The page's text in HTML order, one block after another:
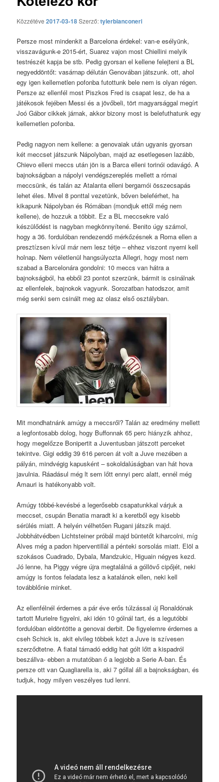
Közzétéve2017-03-18Szerző:tylerbianconeri
Persze most mindenkit a Barcelona érdekel: van-e esélyünk,
visszavágunk-e 2015-ért, Suarez vajon most Chiellini melyik
testrészét kapja be stb. Pedig gyorsan el kellene felejteni a BL
negyeddöntőt: vasárnap délután Genovában játszunk. ott, ahol
egy igen kellemetlen pofonba futottunk bele nem is olyan régen.
Persze az ellenfél most Piszkos Fred is csapat lesz, de ha a
játékosok fejében Messi és a jövőbeli, tört magyarsággal megírt
Joó Gábor cikkek járnak, akkor bizony most is belefuthatunk egy
kellemetlen pofonba.
Pedig nagyon nem kellene: a genovaiak után ugyanis gyorsan
két meccset játszunk Nápolyban, majd az esetlegesen lazább,
Chievo elleni meccs után jön is a Barca elleni torinói odavágó. A
bajnokságban a nápolyi vendégszereplés mellett a római
meccsünk, és talán az Atalanta elleni bergamói összecsapás
lehet éles. Mivel 8 ponttal vezetünk, bőven beleférhet, ha
kikapunk Nápolyban és Rómában (mondjuk ettől még nem
kellene), de hozzuk a többit. Ez a BL meccsekre való
készülődést is nagyban megkönnyítené. Benito úgy számol,
hogy a 36. fordulóban rendezendő mérkőzésnek a Roma ellen a
presztízsen kívül már nem lesz tétje – ehhez viszont nyerni kell
holnap. Nem véletlenül hangsúlyozta Allegri, hogy most nem
szabad a Barcelonára gondolni: 10 meccs van hátra a
bajnokságból, ha ebből 23 pontot szerzünk, bármit is csinálnak
az ellenfelek, bajnokok vagyunk. Sorozatban hatodszor, amit
még senki sem csinált meg az olasz első osztályban.
Mit mondhatnánk amúgy a meccsről? Talán az eredmény mellett
a legfontosabb dolog, hogy Buffonnak 65 perc hiányzik ahhoz,
hogy megelőzze Bonipertit a Juventusban játszott perceket
tekintve. Gigi eddig 39 616 percen át volt a Juve mezében a
pályán, mindvégig kapusként – sokoldalúságban van hát hova
javulnia. Ráadásul még lt sem lőtt ennyi perc alatt, ennél még
Amauri is hatékonyabb volt.
Amúgy többé-kevésbé a legerősebb csapatunkkal várjuk a
meccset, csupán Benatia maradt ki a keretből egy kisebb
sérülés miatt. A helyén vélhetően Rugani játszik majd.
Jobbhátvédben Lichtsteiner próbál majd büntetőt kiharcolni, míg
Alves még a padon hiperventillál a pénteki sorsolás miatt. Elöl a
szokásos Cuadrado, Dybala, Mandzukic, Higuain négyes kezd.
Jó lenne, ha Piggy végre újra megtalálná a góllövő cipőjét, neki
amúgy is fontos feladata lesz a katalánok ellen, neki kell
továbblőnie minket.
Az ellenfélnél érdemes a pár éve erős túlzással új Ronaldónak
tartott Murielre figyelni, aki idén 10 gólnál tart, és a legutóbbi
fordulóban eldöntötte a genovai derbit. De figyelemre érdemes a
cseh Schick is, akit elvileg többek közt a Juve is szívesen
szerződtetne. A fiatal támadó eddig hat gólt lőtt a kispadról
beszállva- ebben a mutatóban ő a legjobb a Serie A-ban. És
persze ott van Quagliarella is, aki 7 góllal áll a bajnokságban, és
tudjuk, hogy milyen veszélyes tud lenni.